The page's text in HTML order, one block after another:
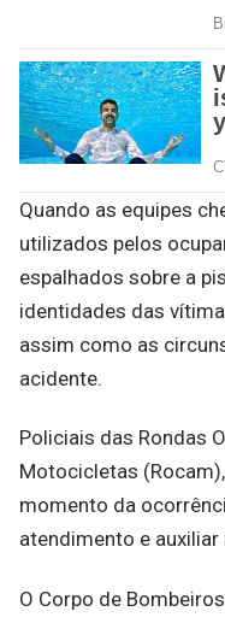
Quando as equipes
utilizados pelos
espalhados sobre a
identidades das
assim como as
acidente.
Policiais das Rondas
Motocicletas
momento da
atendimento e
O Corpo de